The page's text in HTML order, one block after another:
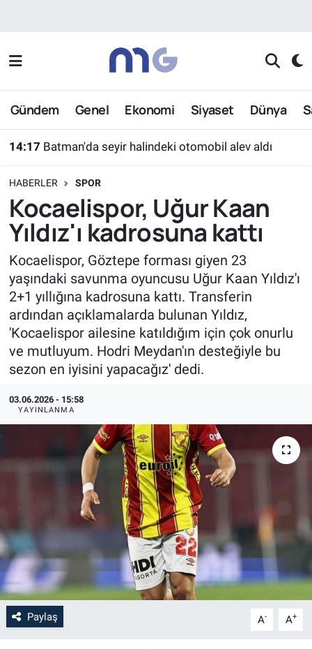
Gündem Genel Ekonomi Siyaset Dünya
14:17 Batman'da seyir halindeki otomobil alev aldı
HABERLER SPOR
Kocaelispor, Uğur Kaan
Yıldız'ı kadrosuna kattı
Kocaelispor, Göztepe forması giyen 23
yaşındaki savunma oyuncusu Uğur Kaan Yıldız'ı
2+1 yıllığına kadrosuna kattı. Transferin
ardından açıklamalarda bulunan Yıldız,
'Kocaelispor ailesine katıldığım için çok onurlu
ve mutluyum. Hodri Meydan'ın desteğiyle bu
sezon en iyisini yapacağız' dedi.
03.06.2026 - 15:58
YAYINLANMA
Paylaş A- A+
Nöbetçi Eczaneler
Hava Durumu
Süper Lig Puan Durumu ve Fikstür
Tüm Manşetler
Son Dakika Haberleri
Haber Arşivi